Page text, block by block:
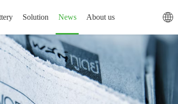
Solution News About us